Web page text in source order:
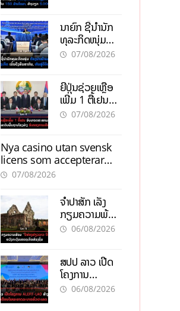
150 ລ້ານໂດລາ,
ສ້າງວຽກ 5.000
ຕຳແໜ່ງ
ນາຍົກ ຊີ້ນຳນັກ
ທຸລະກິດໜຸ່ມ
ຕ້ອງນຳໜ້າແກ້
ສາກົນ, ຫັນສູ່ດິຈິ
ຕອນ
07/08/2026
ຍີ່ປຸ່ນຊ່ວຍເຫຼືອ
ເພີ່ມ 1 ຕື້ເຢນ
ອັບເກຣດ
ເຕີບໂຕ
07/08/2026
Nya casino utan svensk
licens som accepterar
Swish: En jämförelse
07/08/2026
ຈຳປາສັກ ເລັ່ງ
ກຽມຄວາມພ້ອມ
“ປີທ່ອງທ່ຽວ
ເສດຖະກິດ
ທ້ອງຖິ່ນ
06/08/2026
ສປປ ລາວ ເປີດ
ໂຄງການ
ALERT-LAO
06/08/2026